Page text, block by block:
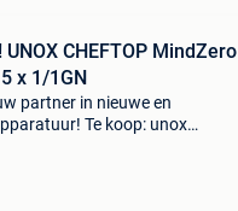
UNOX CHEFTOP MindZero
x 1/1GN
partner in nieuwe en
Te koop: unox